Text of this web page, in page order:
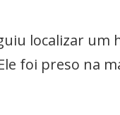
localizar
foi preso na